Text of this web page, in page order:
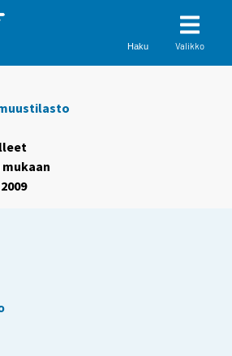
Haku Valikko